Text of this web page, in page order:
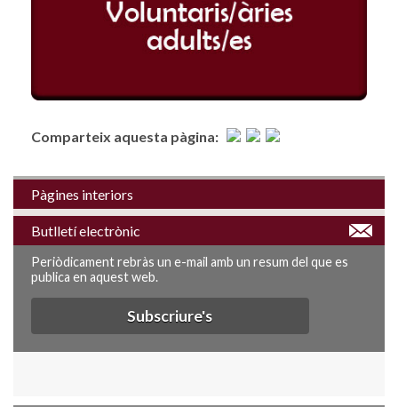
Comparteix aquesta pàgina:
Pàgines interiors
Butlletí electrònic
Periòdicament rebràs un e-mail amb un resum del que es
publica en aquest web.
Subscriure's